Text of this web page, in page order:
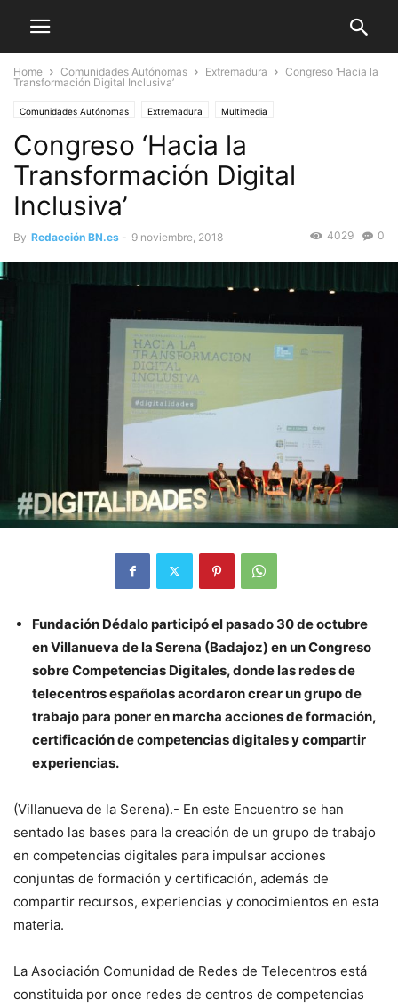
Home Comunidades Autónomas Extremadura
Congreso ‘Hacia la
Transformación Digital Inclusiva’
Comunidades Autónomas Extremadura Multimedia
Congreso ‘Hacia la
Transformación Digital
Inclusiva’
By Redacción BN.es - 9 noviembre, 2018 0
4029
Fundación Dédalo participó el pasado 30 de octubre
en Villanueva de la Serena (Badajoz) en un Congreso
sobre Competencias Digitales, donde las redes de
telecentros españolas acordaron crear un grupo de
trabajo para poner en marcha acciones de formación,
certificación de competencias digitales y compartir
experiencias.
(Villanueva de la Serena).- En este Encuentro se han
sentado las bases para la creación de un grupo de trabajo
en competencias digitales para impulsar acciones
conjuntas de formación y certificación, además de
compartir recursos, experiencias y conocimientos en esta
materia.
La Asociación Comunidad de Redes de Telecentros está
constituida por once redes de centros de competencias